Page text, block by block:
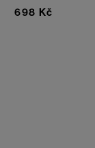
698 Kč